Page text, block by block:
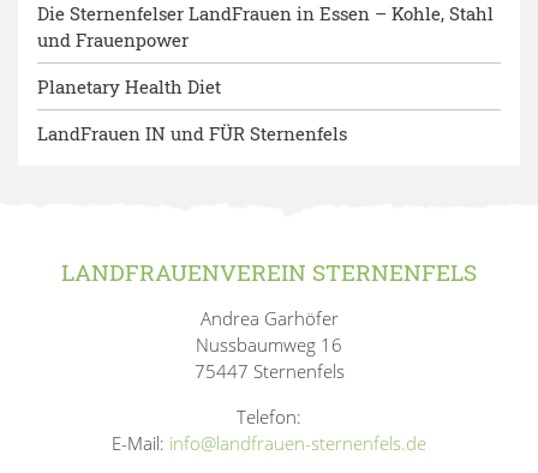
Die Sternenfelser LandFrauen in Essen – Kohle, Stahl
und Frauenpower
Planetary Health Diet
LandFrauen IN und FÜR Sternenfels
LANDFRAUENVEREIN STERNENFELS
Andrea Garhöfer
Nussbaumweg 16
75447 Sternenfels
Telefon:
E-Mail: info@landfrauen-sternenfels.de